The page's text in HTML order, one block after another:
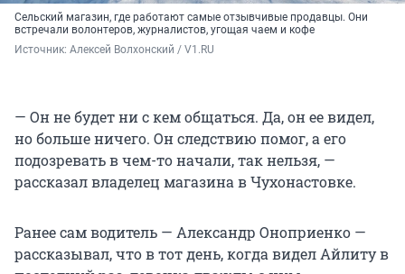
Сельский магазин, где работают самые отзывчивые продавцы. Они
встречали волонтеров, журналистов, угощая чаем и кофе
Источник: Алексей Волхонский / V1.RU
— Он не будет ни с кем общаться. Да, он ее видел,
но больше ничего. Он следствию помог, а его
подозревать в чем-то начали, так нельзя, —
рассказал владелец магазина в Чухонастовке.
Ранее сам водитель — Александр Оноприенко —
рассказывал, что в тот день, когда видел Айлиту в